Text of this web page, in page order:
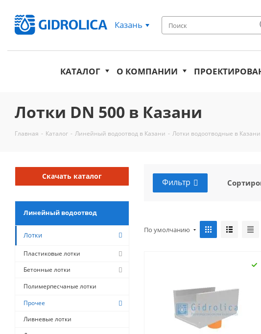
Казань
КАТАЛОГ О КОМПАНИИ
Лотки DN 500 в Казани
Главная - Каталог - Линейный водоотвод в Казани - Лотки водоотводные в Казани
Фильтр
По умолчанию
Скачать каталог
Линейный водоотвод
Лотки
Пластиковые лотки
Бетонные лотки
Полимерпесчаные лотки
Прочее
Ливневые лотки